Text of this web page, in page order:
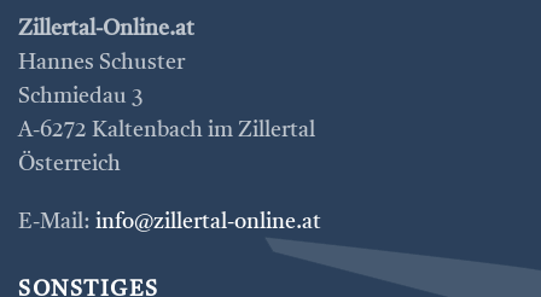
Zillertal-Online.at
Hannes Schuster
Schmiedau 3
A-6272 Kaltenbach im Zillertal
Österreich
E-Mail: info@zillertal-online.at
SONSTIGES